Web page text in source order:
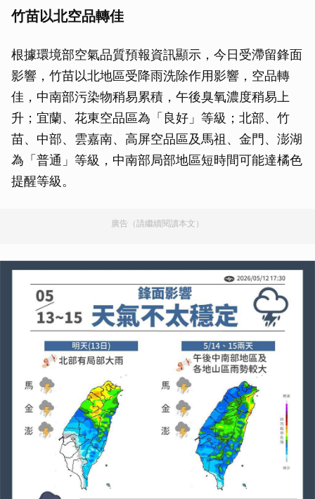
竹苗以北空品轉佳
根據環境部空氣品質預報資訊顯示，今日受滯留鋒面
影響，竹苗以北地區受降雨洗除作用影響，空品轉
佳，中南部污染物稍易累積，午後臭氧濃度稍易上
升；宜蘭、花東空品區為「良好」等級；北部、竹
苗、中部、雲嘉南、高屏空品區及馬祖、金門、澎湖
為「普通」等級，中南部局部地區短時間可能達橘色
提醒等級。
廣告（請繼續閱讀本文）